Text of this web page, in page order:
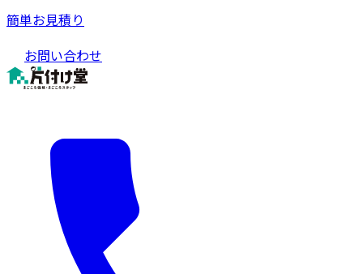
簡単お見積り
お問い合わせ